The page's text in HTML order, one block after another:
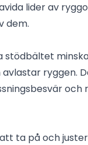
lider av
dem.
stödbältet
ryggen.
och
att ta på och